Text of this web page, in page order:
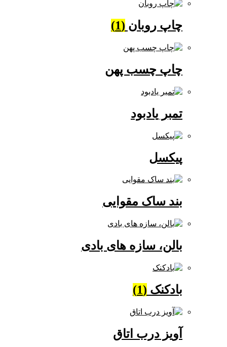
چاپ روبان(1)
چاپ چسب پهن
تمبر یادبود
بند ساک مقوایی
بالن، سازه های بادی
آویز درب اتاق